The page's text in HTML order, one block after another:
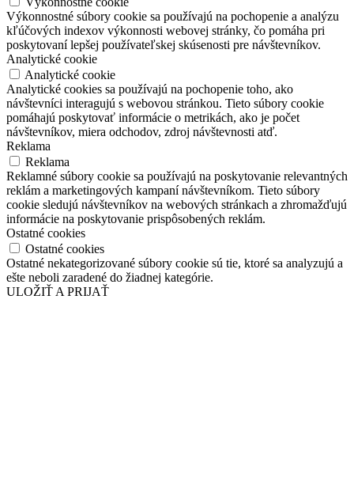
Výkonnostné súbory cookie sa používajú na pochopenie a analýzu
kľúčových indexov výkonnosti webovej stránky, čo pomáha pri
poskytovaní lepšej používateľskej skúsenosti pre návštevníkov.
Analytické cookie
Analytické cookie
Analytické cookies sa používajú na pochopenie toho, ako
návštevníci interagujú s webovou stránkou. Tieto súbory cookie
pomáhajú poskytovať informácie o metrikách, ako je počet
návštevníkov, miera odchodov, zdroj návštevnosti atď.
Reklama
Reklama
Reklamné súbory cookie sa používajú na poskytovanie relevantných
reklám a marketingových kampaní návštevníkom. Tieto súbory
cookie sledujú návštevníkov na webových stránkach a zhromažďujú
informácie na poskytovanie prispôsobených reklám.
Ostatné cookies
Ostatné cookies
Ostatné nekategorizované súbory cookie sú tie, ktoré sa analyzujú a
ešte neboli zaradené do žiadnej kategórie.
ULOŽIŤ A PRIJAŤ